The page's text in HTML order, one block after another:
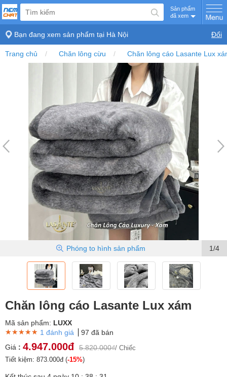
Sản phẩm
đã xem
Bạn đang xem sản phẩm tại Hà Nội Đổi
Trang chủ Chăn lông cừu Chăn lông cáo Lasante Lux
1/4
Phóng to hình sản phẩm
Chăn lông cáo Lasante Lux xám
Mã sản phẩm: LUXX
★★★★★
★★★★★
★★★★★ 1 đánh giá
97 đã bán
Giá : 4.947.000đ 5.820.000₫/ Chiếc
Tiết kiệm: 873.000đ (-15%)